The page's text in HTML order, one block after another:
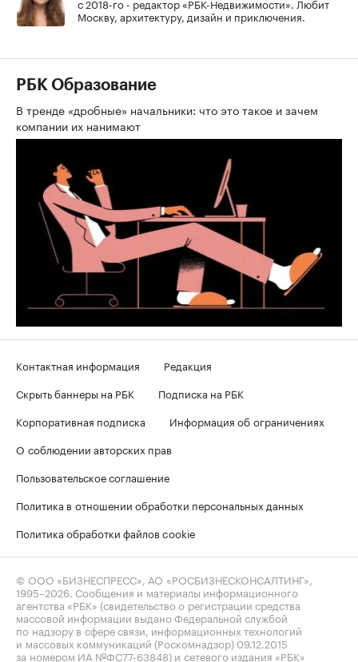
Москву, архитектуру, дизайн и приключения.
РБК Образование
В тренде «дробные» начальники: что это такое и зачем
компании их нанимают
Контактная информация
Редакция
Скрыть баннеры на РБК
Подписка на РБК
Корпоративная подписка
Информация об ограничениях
О соблюдении авторских прав
Пользовательское соглашение
Политика в отношении обработки персональных данных
Политика обработки файлов cookie
© ООО «БИЗНЕСПРЕСС», АО «РОСБИЗНЕСКОНСАЛТИНГ»,
1995–2026 . Сообщения и материалы информационного
агентства «РБК» (свидетельство о регистрации средства
массовой информации выдано Федеральной службой
по надзору в сфере связи, информационных технологий
и массовых коммуникаций (Роскомнадзор) 09.12.2015
за номером ИА №ФС77-63848) и сетевого издания «РБК»